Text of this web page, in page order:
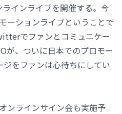
インライブを開催する。今
ーションライブということで
でファンとコミュニケー
が、ついに日本でのプロモー
をファンは心待ちにしてい
ンラインサイン会も実施予